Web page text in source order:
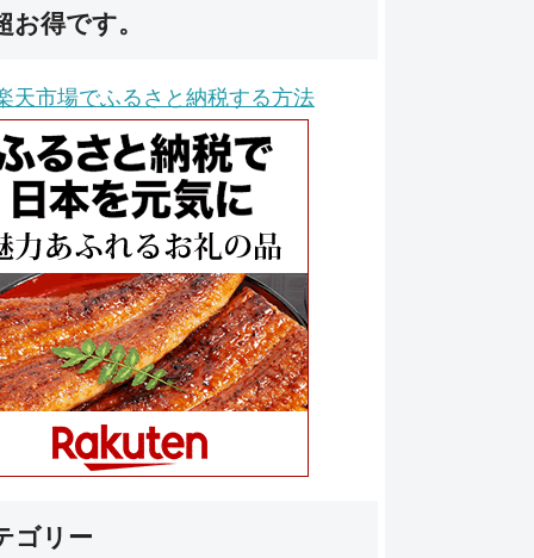
お得です。
天市場でふるさと納税する方法
ゴリー